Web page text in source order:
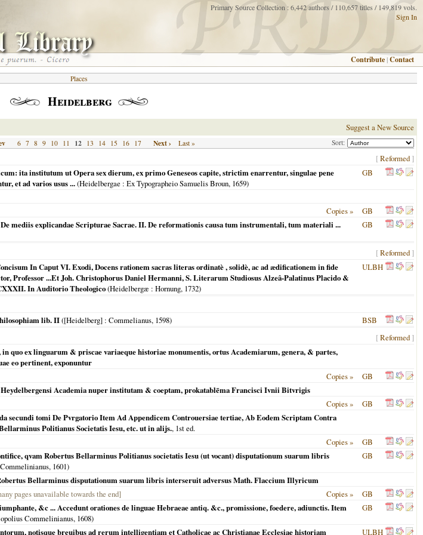
Primary Source Collection : 6,442 authors / 110,657 titles / 149,819 vols.
Sign In
Contribute |Contact
Places
Heidelberg
Suggest a New Source
Sort:
6 7 8 9 10 11 12 13 14 15 16 17 Next › Last »
[Reformed ]
ita institutum ut Opera sex dierum, ex primo Geneseos capite, strictim enarrentur, singulae pene
et ad varios usus ...(Heidelbergae : Ex Typographeio Samuelis Broun, 1659)
GB
Copies »
GB
mediis explicandae Scripturae Sacrae. II. De reformationis causa tum instrumentali, tum materiali ...
GB
[Reformed ]
In Caput VI. Exodi, Docens rationem sacras literas ordinatè , solidè, ac ad ædificationem in fide
Professor ...Et Joh. Christophorus Daniel Hermanni, S. Literarum Studiosus Alzeâ-Palatinus Placido &
In Auditorio Theologico(Heidelbergæ : Hornung, 1732)
ULBH
lib. II([Heidelberg] : Commelianus, 1598) BSB
[Reformed ]
quo ex linguarum & priscae variaeque historiae monumentis, ortus Academiarum, genera, & partes,
eo pertinent, exponuntur
Copies »
GB
Academia nuper institutam & coeptam, prokatablēma Francisci Ivnii Bitvrigis
Copies »
GB
secundi tomi De Pvrgatorio Item Ad Appendicem Controuersiae tertiae, Ab Eodem Scriptam Contra
Politianus Societatis Iesu, etc. ut in alijs., 1st ed.
Copies »
GB
qvam Robertus Bellarminus Politianus societatis Iesu (ut vocant) disputationum suarum libris
1601)
GB
Bellarminus disputationum suarum libris interseruit adversus Math. Flaccium Illyricum
pages unavailable towards the end] Copies »
GB
&c ... Accedunt orationes de linguae Hebraeae antiq. &c., promissione, foedere, adiunctis. Item
Commelinianus, 1608)
GB
notisque breuibus ad rerum intelligentiam et Catholicae ac Christianae Ecclesiae historiam ULBH